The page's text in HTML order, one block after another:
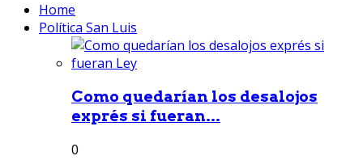
Home
Política San Luis
Como quedarían los desalojos
exprés si fueran...
0